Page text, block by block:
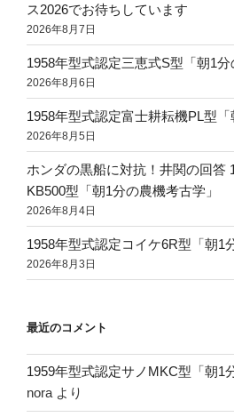
ス2026でお待ちしています
2026年8月7日
1958年型式認定三恵式S型「朝1分
2026年8月6日
1958年型式認定富士耕耘機PL型「
2026年8月5日
ホンダの黒船に対抗！井関の回答
KB500型「朝1分の農機考古学」
2026年8月4日
1958年型式認定コイケ6R型「朝1
2026年8月3日
最近のコメント
1959年型式認定サノMKC型「朝1
nora より